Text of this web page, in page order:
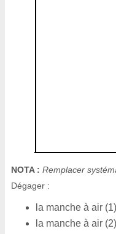
NOTA : Remplacer
Dégager :
la manche à air
la manche à air